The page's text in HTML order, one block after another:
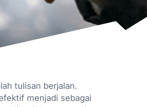
tulisan berjalan.
menjadi sebagai